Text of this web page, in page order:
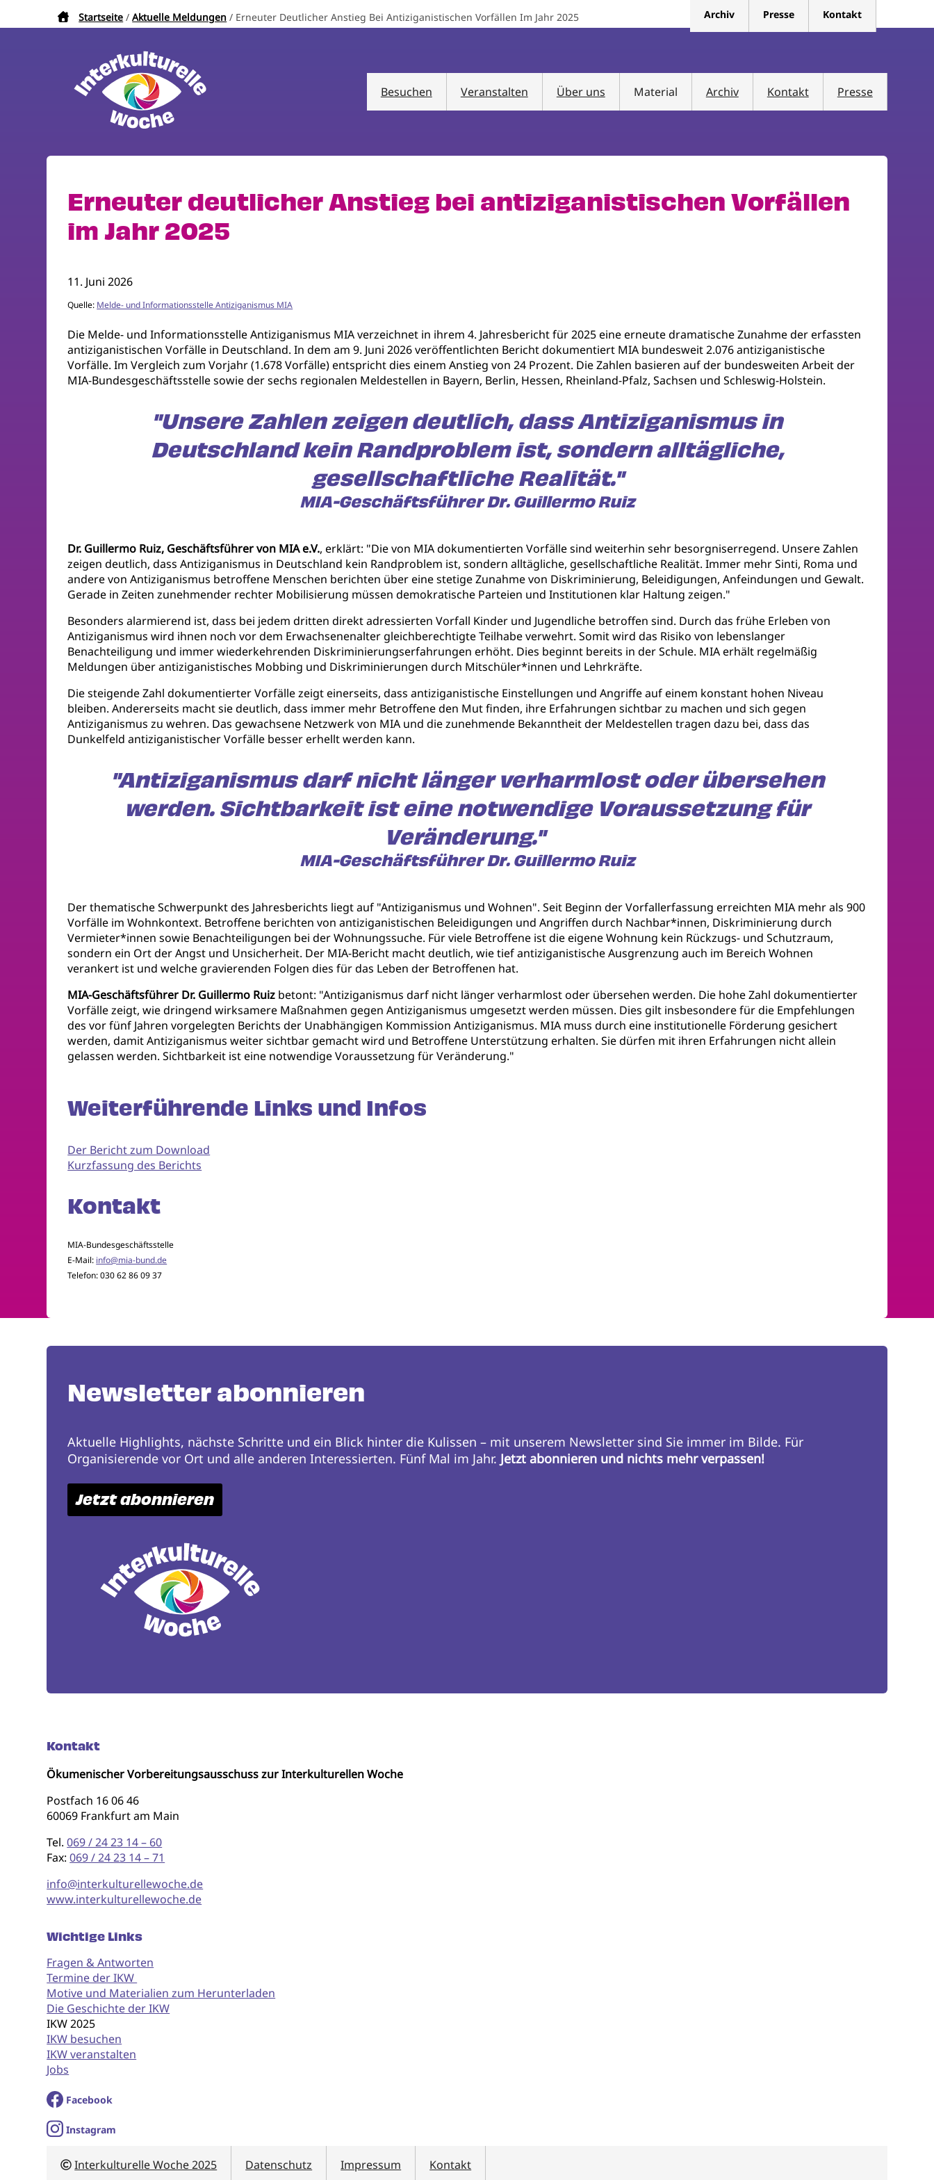
Pfadnavigation
Startseite Aktuelle Meldungen Erneuter Deutlicher Anstieg Bei Antiziganistischen Vorfällen Im Jahr 2025 Archiv Presse Kontakt
Besuchen Veranstalten Über uns Material Archiv Kontakt Presse
Erneuter deutlicher Anstieg bei antiziganistischen Vorfällen
im Jahr 2025
11. Juni 2026
Quelle: Melde- und Informationsstelle Antiziganismus MIA
Die Melde- und Informationsstelle Antiziganismus MIA verzeichnet in ihrem 4. Jahresbericht für 2025 eine erneute dramatische Zunahme der erfassten
antiziganistischen Vorfälle in Deutschland. In dem am 9. Juni 2026 veröffentlichten Bericht dokumentiert MIA bundesweit 2.076 antiziganistische
Vorfälle. Im Vergleich zum Vorjahr (1.678 Vorfälle) entspricht dies einem Anstieg von 24 Prozent. Die Zahlen basieren auf der bundesweiten Arbeit der
MIA-Bundesgeschäftsstelle sowie der sechs regionalen Meldestellen in Bayern, Berlin, Hessen, Rheinland-Pfalz, Sachsen und Schleswig-Holstein.
"Unsere Zahlen zeigen deutlich, dass Antiziganismus in
Deutschland kein Randproblem ist, sondern alltägliche,
gesellschaftliche Realität."
MIA-Geschäftsführer Dr. Guillermo Ruiz
Dr. Guillermo Ruiz, Geschäftsführer von MIA e.V., erklärt: "Die von MIA dokumentierten Vorfälle sind weiterhin sehr besorgniserregend. Unsere Zahlen
zeigen deutlich, dass Antiziganismus in Deutschland kein Randproblem ist, sondern alltägliche, gesellschaftliche Realität. Immer mehr Sinti, Roma und
andere von Antiziganismus betroffene Menschen berichten über eine stetige Zunahme von Diskriminierung, Beleidigungen, Anfeindungen und Gewalt.
Gerade in Zeiten zunehmender rechter Mobilisierung müssen demokratische Parteien und Institutionen klar Haltung zeigen."
Besonders alarmierend ist, dass bei jedem dritten direkt adressierten Vorfall Kinder und Jugendliche betroffen sind. Durch das frühe Erleben von
Antiziganismus wird ihnen noch vor dem Erwachsenenalter gleichberechtigte Teilhabe verwehrt. Somit wird das Risiko von lebenslanger
Benachteiligung und immer wiederkehrenden Diskriminierungserfahrungen erhöht. Dies beginnt bereits in der Schule. MIA erhält regelmäßig
Meldungen über antiziganistisches Mobbing und Diskriminierungen durch Mitschüler*innen und Lehrkräfte.
Die steigende Zahl dokumentierter Vorfälle zeigt einerseits, dass antiziganistische Einstellungen und Angriffe auf einem konstant hohen Niveau
bleiben. Andererseits macht sie deutlich, dass immer mehr Betroffene den Mut finden, ihre Erfahrungen sichtbar zu machen und sich gegen
Antiziganismus zu wehren. Das gewachsene Netzwerk von MIA und die zunehmende Bekanntheit der Meldestellen tragen dazu bei, dass das
Dunkelfeld antiziganistischer Vorfälle besser erhellt werden kann.
"Antiziganismus darf nicht länger verharmlost oder übersehen
werden. Sichtbarkeit ist eine notwendige Voraussetzung für
Veränderung."
MIA-Geschäftsführer Dr. Guillermo Ruiz
Der thematische Schwerpunkt des Jahresberichts liegt auf "Antiziganismus und Wohnen". Seit Beginn der Vorfallerfassung erreichten MIA mehr als 900
Vorfälle im Wohnkontext. Betroffene berichten von antiziganistischen Beleidigungen und Angriffen durch Nachbar*innen, Diskriminierung durch
Vermieter*innen sowie Benachteiligungen bei der Wohnungssuche. Für viele Betroffene ist die eigene Wohnung kein Rückzugs- und Schutzraum,
sondern ein Ort der Angst und Unsicherheit. Der MIA-Bericht macht deutlich, wie tief antiziganistische Ausgrenzung auch im Bereich Wohnen
verankert ist und welche gravierenden Folgen dies für das Leben der Betroffenen hat.
MIA-Geschäftsführer Dr. Guillermo Ruiz betont: "Antiziganismus darf nicht länger verharmlost oder übersehen werden. Die hohe Zahl dokumentierter
Vorfälle zeigt, wie dringend wirksamere Maßnahmen gegen Antiziganismus umgesetzt werden müssen. Dies gilt insbesondere für die Empfehlungen
des vor fünf Jahren vorgelegten Berichts der Unabhängigen Kommission Antiziganismus. MIA muss durch eine institutionelle Förderung gesichert
werden, damit Antiziganismus weiter sichtbar gemacht wird und Betroffene Unterstützung erhalten. Sie dürfen mit ihren Erfahrungen nicht allein
gelassen werden. Sichtbarkeit ist eine notwendige Voraussetzung für Veränderung."
Weiterführende Links und Infos
Der Bericht zum Download
Kurzfassung des Berichts
Kontakt
MIA-Bundesgeschäftsstelle
E-Mail: info@mia-bund.de
Telefon: 030 62 86 09 37
Newsletter abonnieren
Aktuelle Highlights, nächste Schritte und ein Blick hinter die Kulissen – mit unserem Newsletter sind Sie immer im Bilde. Für
Organisierende vor Ort und alle anderen Interessierten. Fünf Mal im Jahr. Jetzt abonnieren und nichts mehr verpassen!
Jetzt abonnieren
Kontakt
Ökumenischer Vorbereitungsausschuss zur Interkulturellen Woche
Postfach 16 06 46
60069 Frankfurt am Main
Tel.069 / 24 23 14 – 60
Fax:069 / 24 23 14 – 71
info@interkulturellewoche.de
www.interkulturellewoche.de
Wichtige Links
Fragen & Antworten
Termine der IKW
Motive und Materialien zum Herunterladen
Die Geschichte der IKW
IKW 2025
IKW besuchen
IKW veranstalten
Jobs
Facebook
Instagram
Interkulturelle Woche 2025 Datenschutz Impressum Kontakt